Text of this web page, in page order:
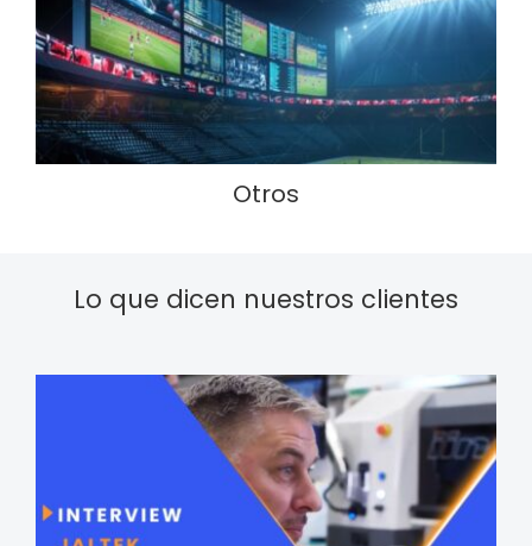
Otros
Lo que dicen nuestros clientes